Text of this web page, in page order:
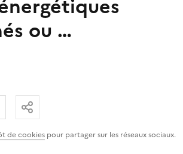
ou …
de cookies pour partager sur les réseaux sociaux.
par email
Copier le lien